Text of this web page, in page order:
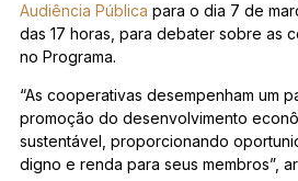
Audiência Pública para o dia 7 de
das 17 horas, para debater sobre as
no Programa.
“As cooperativas desempenham um
promoção do desenvolvimento
sustentável, proporcionando
digno e renda para seus membros”,